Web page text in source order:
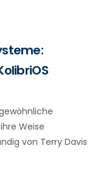
Weise
von Terry Davis